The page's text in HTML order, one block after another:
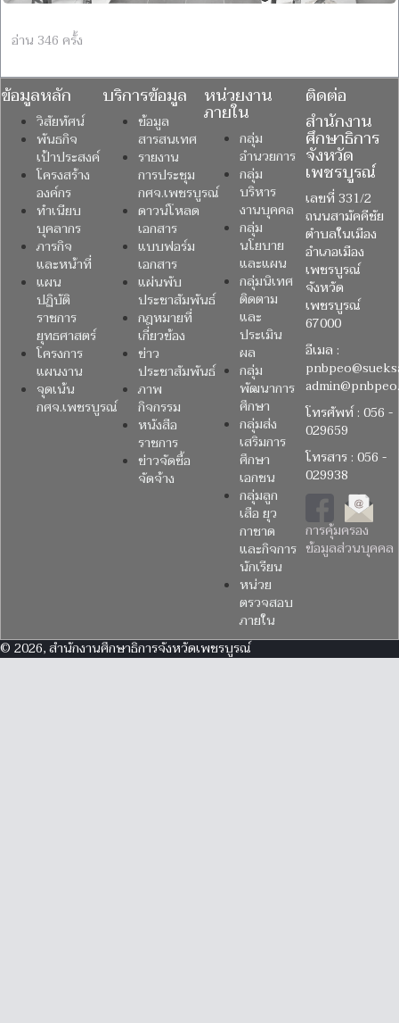
อ่าน 346 ครั้ง
ข้อมูลหลัก
วิสัยทัศน์
พันธกิจ
เป้าประสงค์
โครงสร้าง
องค์กร
ทำเนียบ
บุคลากร
ภารกิจ
และหน้าที่
แผน
ปฏิบัติ
ราชการ
ยุทธศาสตร์
โครงการ
แผนงาน
จุดเน้น
กศจ.เพชรบูรณ์
บริการข้อมูล
ข้อมูล
สารสนเทศ
รายงาน
การประชุม
กศจ.เพชรบูรณ์
ดาวน์โหลด
เอกสาร
แบบฟอร์ม
เอกสาร
แผ่นพับ
ประชาสัมพันธ์
กฎหมายที่
เกี่ยวข้อง
ข่าว
ประชาสัมพันธ์
ภาพ
กิจกรรม
หนังสือ
ราชการ
ข่าวจัดซื้อ
จัดจ้าง
หน่วยงาน
ภายใน
กลุ่ม
อำนวยการ
กลุ่ม
บริหาร
งานบุคคล
กลุ่ม
นโยบาย
และแผน
กลุ่มนิเทศ
ติดตาม
และ
ประเมิน
ผล
กลุ่ม
พัฒนาการ
ศึกษา
กลุ่มส่ง
เสริมการ
ศึกษา
เอกชน
กลุ่มลูก
เสือ ยุว
กาชาด
และกิจการ
นักเรียน
หน่วย
ตรวจสอบ
ภายใน
ติดต่อ
สำนักงาน
ศึกษาธิการ
จังหวัด
เพชรบูรณ์
เลขที่ 331/2
ถนนสามัคคีชัย
ตำบลในเมือง
อำเภอเมือง
เพชรบูรณ์
จังหวัด
เพชรบูรณ์
67000
อีเมล :
โทรศัพท์ : 056 -
029659
โทรสาร : 056 -
029938
การคุ้มครอง
ข้อมูลส่วนบุคคล
© 2026, สำนักงานศึกษาธิการจังหวัดเพชรบูรณ์